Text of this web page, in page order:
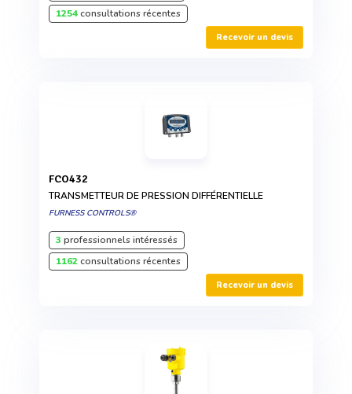
1254consultations récentes
Recevoir un devis
FCO432
TRANSMETTEUR DE PRESSION DIFFÉRENTIELLE
FURNESS CONTROLS®
3 professionnels intéressés
1162consultations récentes
Recevoir un devis